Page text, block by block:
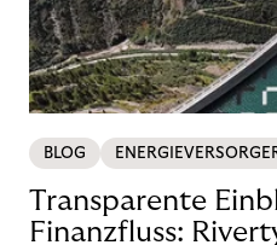
BLOG
Transparente
Finanzfluss: